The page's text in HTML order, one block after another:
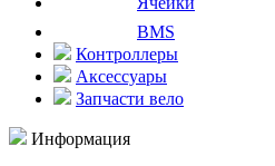
BMS
Контроллеры
Аксессуары
Запчасти вело
Информация